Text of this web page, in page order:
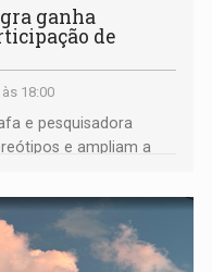
ganha
de
18:00
e pesquisadora
e ampliam a